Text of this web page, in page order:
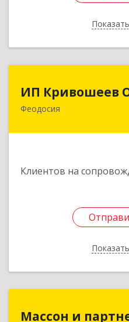
ИП Кривошеев
Феодосия
Клиентов на
Массон и